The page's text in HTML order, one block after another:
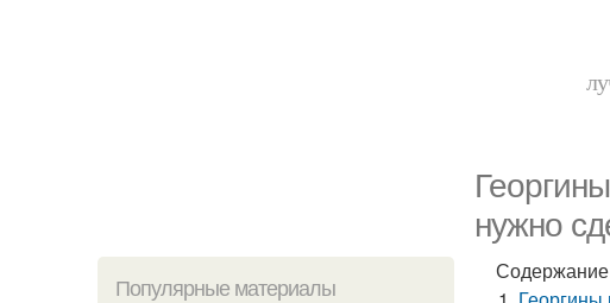
нужно
Популярные материалы
Содержание